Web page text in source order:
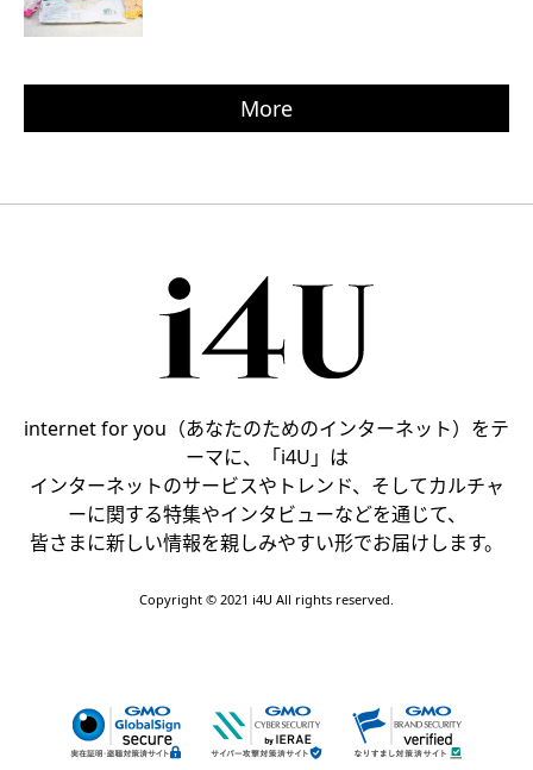
More
internet for you（あなたのためのインターネット）をテ
ーマに、「i4U」は
インターネットのサービスやトレンド、そしてカルチャ
ーに関する特集やインタビューなどを通じて、
皆さまに新しい情報を親しみやすい形でお届けします。
Copyright © 2021 i4U All rights reserved.